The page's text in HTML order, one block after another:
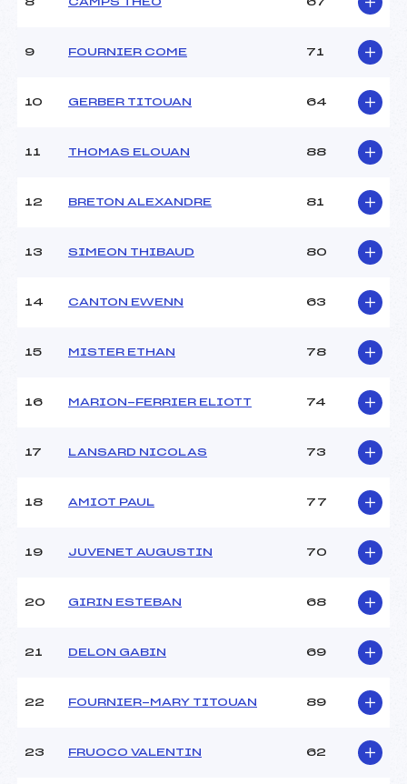
8 CAMPS THÉO 67
9 FOURNIER COME 71
10 GERBER TITOUAN 64
11 THOMAS ELOUAN 88
12 BRETON ALEXANDRE 81
13 SIMEON THIBAUD 80
14 CANTON EWENN 63
15 MISTER ETHAN 78
16 MARION-FERRIER ELIOTT 74
17 LANSARD NICOLAS 73
18 AMIOT PAUL 77
19 JUVENET AUGUSTIN 70
20 GIRIN ESTEBAN 68
21 DELON GABIN 69
22 FOURNIER-MARY TITOUAN 89
23 FRUOCO VALENTIN 62